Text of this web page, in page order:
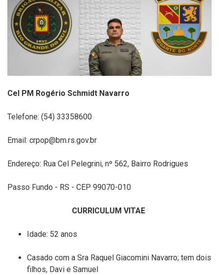
Cel PM Rogério Schmidt Navarro
Telefone: (54) 33358600
Email: crpop@bm.rs.gov.br
Endereço: Rua Cel Pelegrini, nº 562, Bairro Rodrigues
Passo Fundo - RS - CEP 99070-010
CURRICULUM VITAE
Idade: 52 anos
Casado com a Sra Raquel Giacomini Navarro; tem dois
filhos, Davi e Samuel